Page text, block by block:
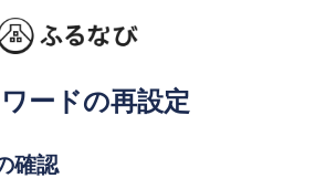
ードの再設定
確認